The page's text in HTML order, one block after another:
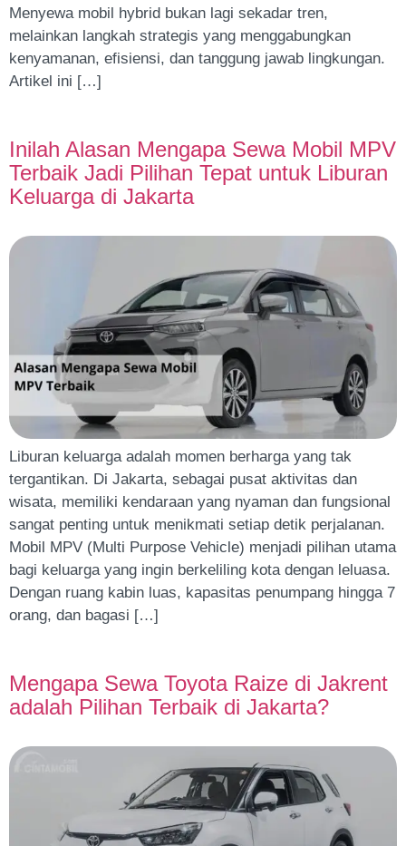
Menyewa mobil hybrid bukan lagi sekadar tren,
melainkan langkah strategis yang menggabungkan
kenyamanan, efisiensi, dan tanggung jawab lingkungan.
Artikel ini […]
Inilah Alasan Mengapa Sewa Mobil MPV
Terbaik Jadi Pilihan Tepat untuk Liburan
Keluarga di Jakarta
Liburan keluarga adalah momen berharga yang tak
tergantikan. Di Jakarta, sebagai pusat aktivitas dan
wisata, memiliki kendaraan yang nyaman dan fungsional
sangat penting untuk menikmati setiap detik perjalanan.
Mobil MPV (Multi Purpose Vehicle) menjadi pilihan utama
bagi keluarga yang ingin berkeliling kota dengan leluasa.
Dengan ruang kabin luas, kapasitas penumpang hingga 7
orang, dan bagasi […]
Mengapa Sewa Toyota Raize di Jakrent
adalah Pilihan Terbaik di Jakarta?